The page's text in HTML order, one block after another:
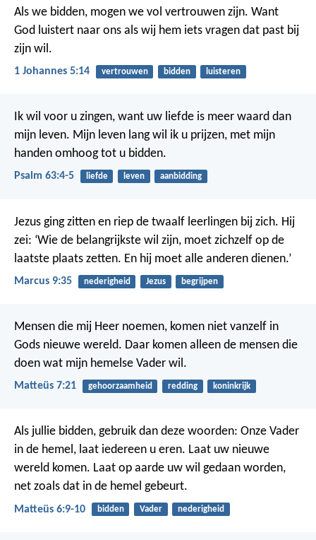
Als we bidden, mogen we vol vertrouwen zijn. Want
God luistert naar ons als wij hem iets vragen dat past bij
zijn wil.
1 Johannes 5:14 vertrouwen bidden luisteren
Ik wil voor u zingen, want uw liefde is meer waard dan
mijn leven. Mijn leven lang wil ik u prijzen, met mijn
handen omhoog tot u bidden.
Psalm 63:4-5 liefde leven aanbidding
Jezus ging zitten en riep de twaalf leerlingen bij zich. Hij
zei: ‘Wie de belangrijkste wil zijn, moet zichzelf op de
laatste plaats zetten. En hij moet alle anderen dienen.’
Marcus 9:35 nederigheid Jezus begrijpen
Mensen die mij Heer noemen, komen niet vanzelf in
Gods nieuwe wereld. Daar komen alleen de mensen die
doen wat mijn hemelse Vader wil.
Matteüs 7:21 gehoorzaamheid redding koninkrijk
Als jullie bidden, gebruik dan deze woorden: Onze Vader
in de hemel, laat iedereen u eren. Laat uw nieuwe
wereld komen. Laat op aarde uw wil gedaan worden,
net zoals dat in de hemel gebeurt.
Matteüs 6:9-10 bidden Vader nederigheid